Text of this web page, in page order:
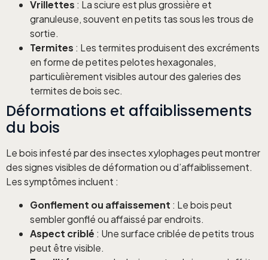
Vrillettes : La sciure est plus grossière et
granuleuse, souvent en petits tas sous les trous de
sortie.
Termites : Les termites produisent des excréments
en forme de petites pelotes hexagonales,
particulièrement visibles autour des galeries des
termites de bois sec.
Déformations et affaiblissements
du bois
Le bois infesté par des insectes xylophages peut montrer
des signes visibles de déformation ou d’affaiblissement.
Les symptômes incluent :
Gonflement ou affaissement : Le bois peut
sembler gonflé ou affaissé par endroits.
Aspect criblé : Une surface criblée de petits trous
peut être visible.